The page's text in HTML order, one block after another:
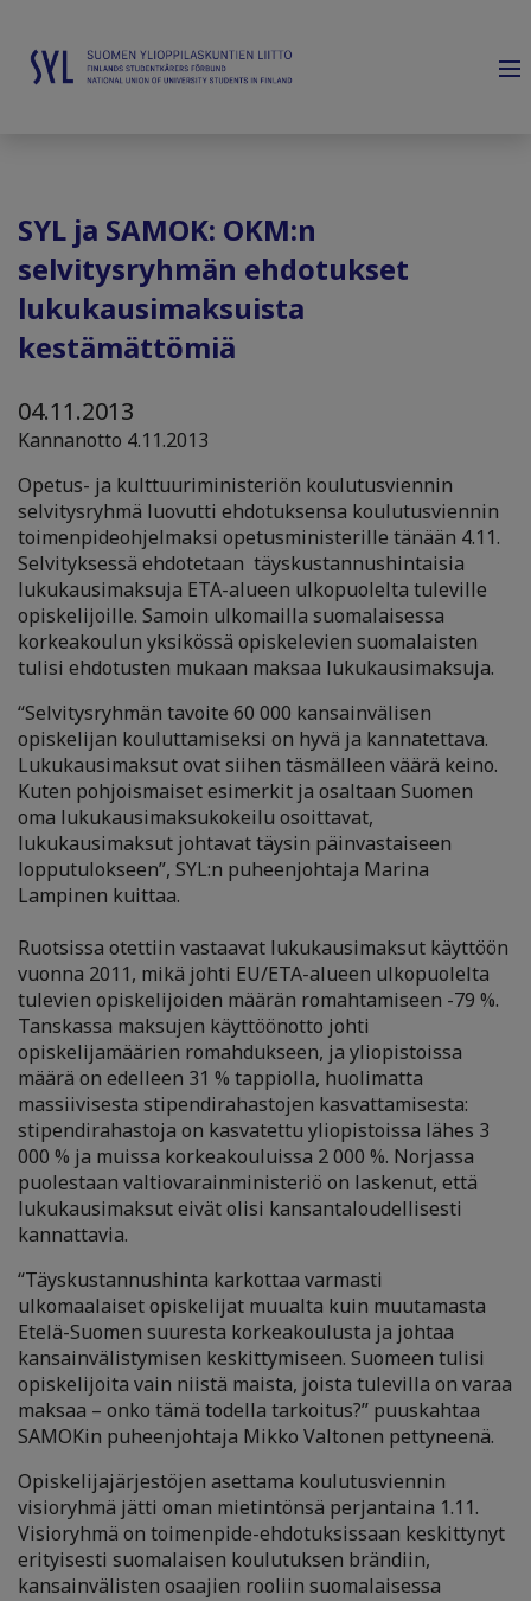
SYL ja SAMOK: OKM:n
selvitysryhmän ehdotukset
lukukausimaksuista
kestämättömiä
04.11.2013
Kannanotto 4.11.2013
Opetus- ja kulttuuriministeriön koulutusviennin
selvitysryhmä luovutti ehdotuksensa koulutusviennin
toimenpideohjelmaksi opetusministerille tänään 4.11.
Selvityksessä ehdotetaan täyskustannushintaisia
lukukausimaksuja ETA-alueen ulkopuolelta tuleville
opiskelijoille. Samoin ulkomailla suomalaisessa
korkeakoulun yksikössä opiskelevien suomalaisten
tulisi ehdotusten mukaan maksaa lukukausimaksuja.
“Selvitysryhmän tavoite 60 000 kansainvälisen
opiskelijan kouluttamiseksi on hyvä ja kannatettava.
Lukukausimaksut ovat siihen täsmälleen väärä keino.
Kuten pohjoismaiset esimerkit ja osaltaan Suomen
oma lukukausimaksukokeilu osoittavat,
lukukausimaksut johtavat täysin päinvastaiseen
lopputulokseen”, SYL:n puheenjohtaja Marina
Lampinen kuittaa.
Ruotsissa otettiin vastaavat lukukausimaksut käyttöön
vuonna 2011, mikä johti EU/ETA-alueen ulkopuolelta
tulevien opiskelijoiden määrän romahtamiseen -79 %.
Tanskassa maksujen käyttöönotto johti
opiskelijamäärien romahdukseen, ja yliopistoissa
määrä on edelleen 31 % tappiolla, huolimatta
massiivisesta stipendirahastojen kasvattamisesta:
stipendirahastoja on kasvatettu yliopistoissa lähes 3
000 % ja muissa korkeakouluissa 2 000 %. Norjassa
puolestaan valtiovarainministeriö on laskenut, että
lukukausimaksut eivät olisi kansantaloudellisesti
kannattavia.
“Täyskustannushinta karkottaa varmasti
ulkomaalaiset opiskelijat muualta kuin muutamasta
Etelä-Suomen suuresta korkeakoulusta ja johtaa
kansainvälistymisen keskittymiseen. Suomeen tulisi
opiskelijoita vain niistä maista, joista tulevilla on varaa
maksaa – onko tämä todella tarkoitus?” puuskahtaa
SAMOKin puheenjohtaja Mikko Valtonen pettyneenä.
Opiskelijajärjestöjen asettama koulutusviennin
visioryhmä jätti oman mietintönsä perjantaina 1.11.
Visioryhmä on toimenpide-ehdotuksissaan keskittynyt
erityisesti suomalaisen koulutuksen brändiin,
kansainvälisten osaajien rooliin suomalaisessa